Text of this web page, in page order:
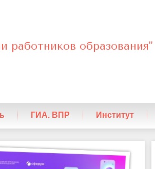
образования"
ГИА. ВПР Институт